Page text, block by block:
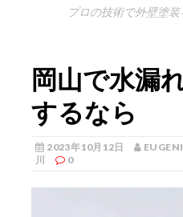
プロの技術で外壁塗装
岡山で水漏
するなら
2023年10月12日
川
0